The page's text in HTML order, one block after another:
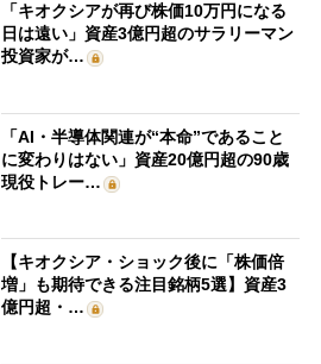
「キオクシアが再び株価10万円になる
日は遠い」資産3億円超のサラリーマン
投資家が…
「AI・半導体関連が“本命”であること
に変わりはない」資産20億円超の90歳
現役トレー…
【キオクシア・ショック後に「株価倍
増」も期待できる注目銘柄5選】資産3
億円超・…